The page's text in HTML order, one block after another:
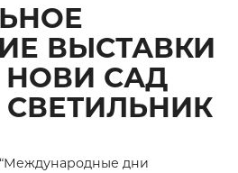
ВЫСТАВКИ
НОВИ САД
дни